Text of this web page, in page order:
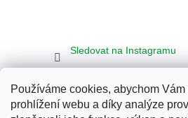
Používáme cookies, abychom
prohlížení webu a díky analýze
Sledovat na Instagramu
Seznam Google